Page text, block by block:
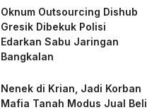
Oknum Outsourcing Dishub
Gresik Dibekuk Polisi
Edarkan Sabu Jaringan
Bangkalan
Nenek di Krian, Jadi Korban
Mafia Tanah Modus Jual Beli